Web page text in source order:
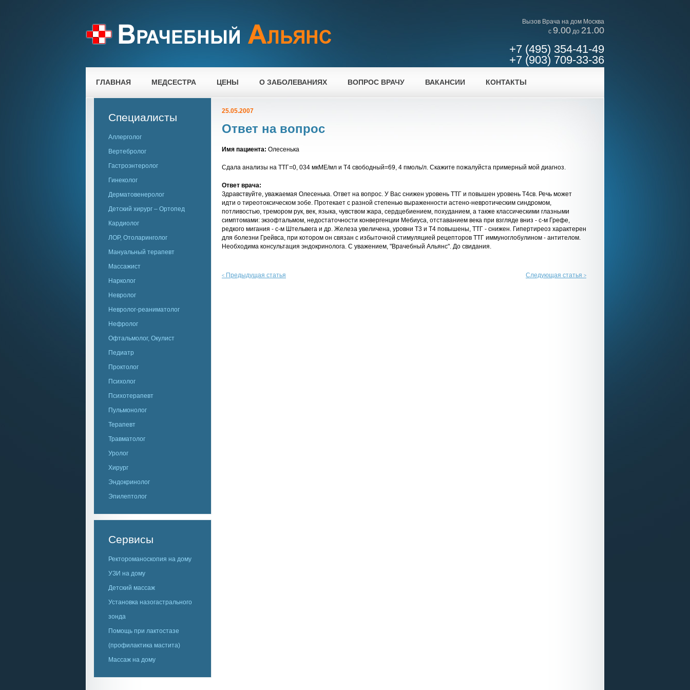
Вызов Врача на дом Москва
c 9.00 до 21.00
+7 (495) 354-41-49
+7 (903) 709-33-36
ГЛАВНАЯ МЕДСЕСТРА ЦЕНЫ О ЗАБОЛЕВАНИЯХ ВОПРОС ВРАЧУ ВАКАНСИИ КОНТАКТЫ
Специалисты
Аллерголог
Вертебролог
Гастроэнтеролог
Гинеколог
Дерматовенеролог
Детский хирург – Ортопед
Кардиолог
ЛОР, Отоларинголог
Мануальный терапевт
Массажист
Нарколог
Невролог
Невролог-реаниматолог
Нефролог
Офтальмолог, Окулист
Педиатр
Проктолог
Психолог
Психотерапевт
Пульмонолог
Терапевт
Травматолог
Уролог
Хирург
Эндокринолог
Эпилептолог
Сервисы
Ректороманоскопия на дому
УЗИ на дому
Детский массаж
Установка назогастрального
зонда
Помощь при лактостазе
(профилактика мастита)
Массаж на дому
25.05.2007
Ответ на вопрос
Имя пациента: Олесенька
Сдала анализы на ТТГ=0, 034 мкМЕ/мл и Т4 свободный=69, 4 пмоль/л. Скажите пожалуйста примерный мой диагноз.
Ответ врача:
Здравствуйте, уважаемая Олесенька. Ответ на вопрос. У Вас снижен уровень ТТГ и повышен уровень Т4св. Речь может
идти о тиреотоксическом зобе. Протекает с разной степенью выраженности астено-невротическим синдромом,
потливостью, тремором рук, век, языка, чувством жара, сердцебиением, похуданием, а также классическими глазными
симптомами: экзофтальмом, недостаточности конвергенции Мебиуса, отставанием века при взгляде вниз - с-м Грефе,
редкого мигания - с-м Штельвега и др. Железа увеличена, уровни Т3 и Т4 повышены, ТТГ - снижен. Гипертиреоз характерен
для болезни Грейвса, при котором он связан с избыточной стимуляцией рецепторов ТТГ иммуноглобулином - антителом.
Необходима консультация эндокринолога. С уважением, "Врачебный Альянс". До свидания.
< Предыдущая статья Следующая статья >